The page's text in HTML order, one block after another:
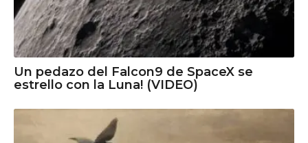
Un pedazo del Falcon9 de SpaceX se
estrello con la Luna! (VIDEO)